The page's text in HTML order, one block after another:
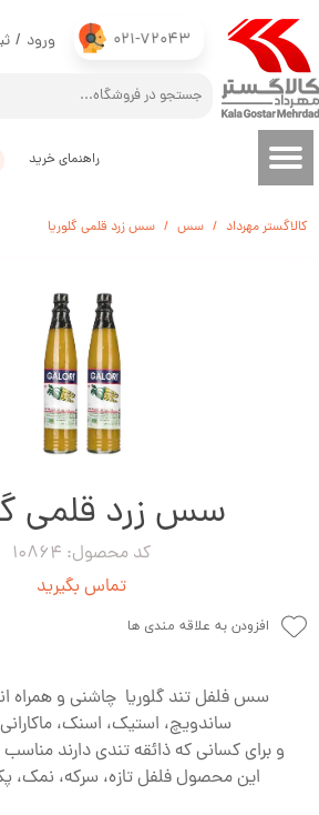
021-72043 ورود /
حساب کاربری من
تغییر گذر واژه
سفارشات
راهنمای خرید
کالاگستر مهرداد سس سس زرد قلمی گلوریا
سس زرد قلمی
کد محصول: 10864
تماس بگیرید
افزودن به علاقه مندی ها
سس فلفل تند گلوریا چاشنی و همراه
ساندویچ، استیک، اسنک،
و برای کسانی که ذائقه تندی دارند
این محصول فلفل تازه، سرکه، نمک،